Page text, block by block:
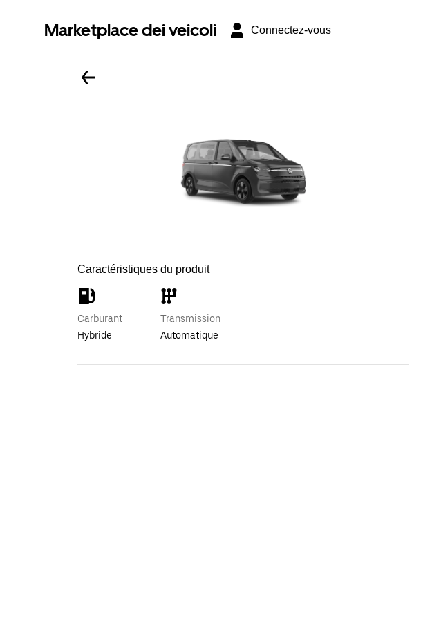
Marketplace dei veicoli Connectez-vous
Caractéristiques du produit
Carburant
Hybride
Transmission
Automatique